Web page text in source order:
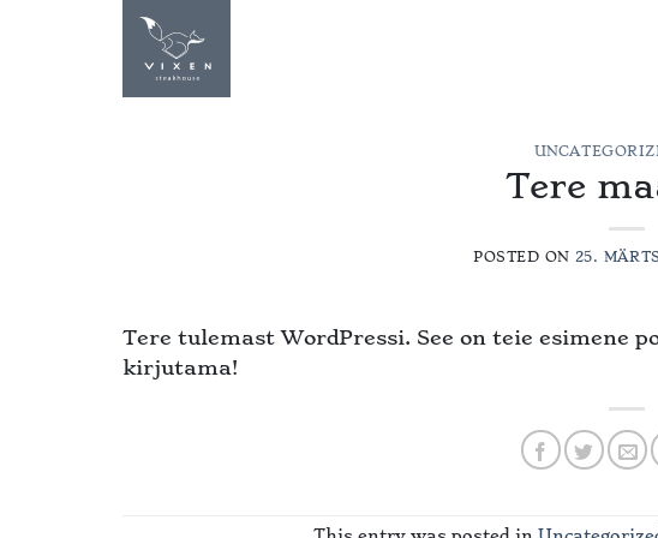
Tere
POSTED ON 25.
Tere tulemast WordPressi. See on teie esimene
kirjutama!